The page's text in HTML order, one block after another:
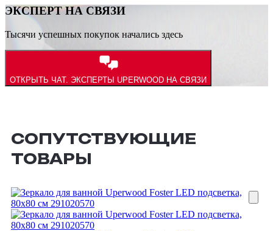
ЭКСПЕРТ НА СВЯЗИ
Тысячи успешных покупок начались здесь
ОТКРЫТЬ ЧАТ. ЭКСПЕРТЫ UPERWOOD НА СВЯЗИ
СОПУТСТВУЮЩИЕ
ТОВАРЫ